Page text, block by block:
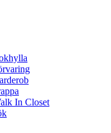
In Closet